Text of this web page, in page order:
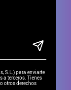
S.L.) para enviarte
a terceros. Tienes
otros derechos